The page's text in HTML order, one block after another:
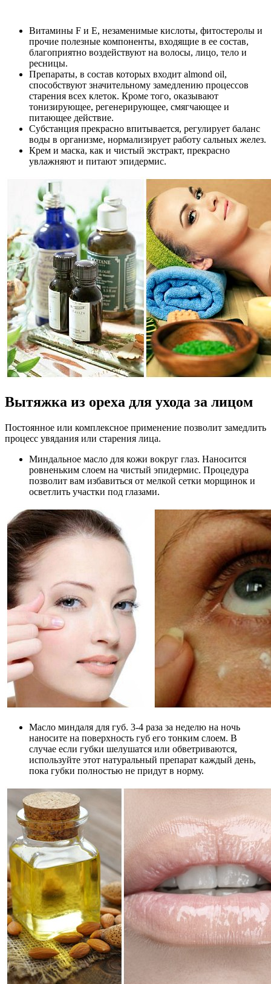
Витамины F и Е, незаменимые кислоты, фитостеролы и
прочие полезные компоненты, входящие в ее состав,
благоприятно воздействуют на волосы, лицо, тело и
ресницы.
Препараты, в состав которых входит almond oil,
способствуют значительному замедлению процессов
старения всех клеток. Кроме того, оказывают
тонизирующее, регенерирующее, смягчающее и
питающее действие.
Субстанция прекрасно впитывается, регулирует баланс
воды в организме, нормализирует работу сальных желез.
Крем и маска, как и чистый экстракт, прекрасно
увлажняют и питают эпидермис.
Вытяжка из ореха для ухода за лицом
Постоянное или комплексное применение позволит замедлить
процесс увядания или старения лица.
Миндальное масло для кожи вокруг глаз. Наносится
ровненьким слоем на чистый эпидермис. Процедура
позволит вам избавиться от мелкой сетки морщинок и
осветлить участки под глазами.
Масло миндаля для губ. 3-4 раза за неделю на ночь
наносите на поверхность губ его тонким слоем. В
случае если губки шелушатся или обветриваются,
используйте этот натуральный препарат каждый день,
пока губки полностью не придут в норму.